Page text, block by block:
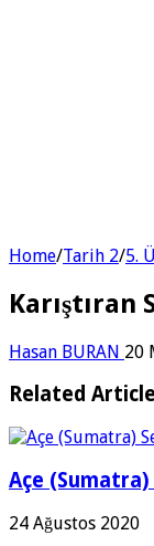
Home/Tarih 2/5.
Karıştıran
Hasan BURAN 20
Related
Açe (Sumatra)
24 Ağustos 2020